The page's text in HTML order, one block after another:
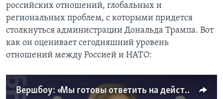
российских отношений, глобальных и
региональных проблем, с которыми придется
столкнуться администрации Дональда Трампа. Вот
как он оценивает сегодняшний уровень
отношений между Россией и НАТО:
Вершбоу: «Мы готовы ответить на действия России»